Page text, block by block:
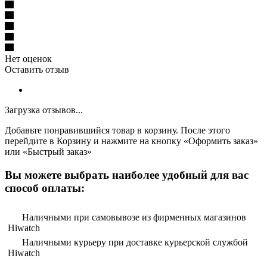
Нет оценок
Оставить отзыв
Загрузка отзывов...
Добавьте понравившийся товар в корзину. После этого
перейдите в Корзину и нажмите на кнопку «Оформить заказ»
или «Быстрый заказ»
Вы можете выбрать наиболее удобный для вас
способ оплаты:
Наличными при самовывозе из фирменных магазинов
Hiwatch
Наличными курьеру при доставке курьерской службой
Hiwatch